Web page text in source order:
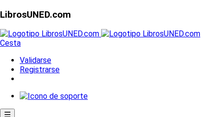
LibrosUNED.com
Cesta
Validarse
Registrarse
☰